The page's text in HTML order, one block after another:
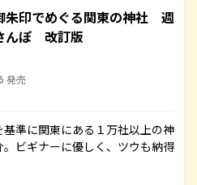
印でめぐる関東の神社 週
んぽ 改訂版
発売
基準に関東にある１万社以上の神
ビギナーに優しく、ツウも納得